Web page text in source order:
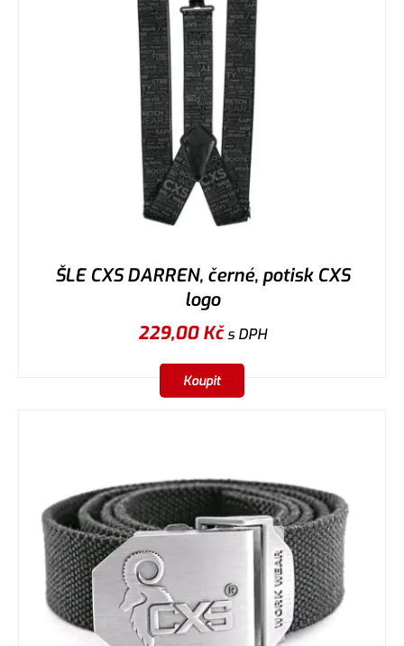
ŠLE CXS DARREN, černé, potisk CXS
logo
229,00Kčs DPH
Koupit